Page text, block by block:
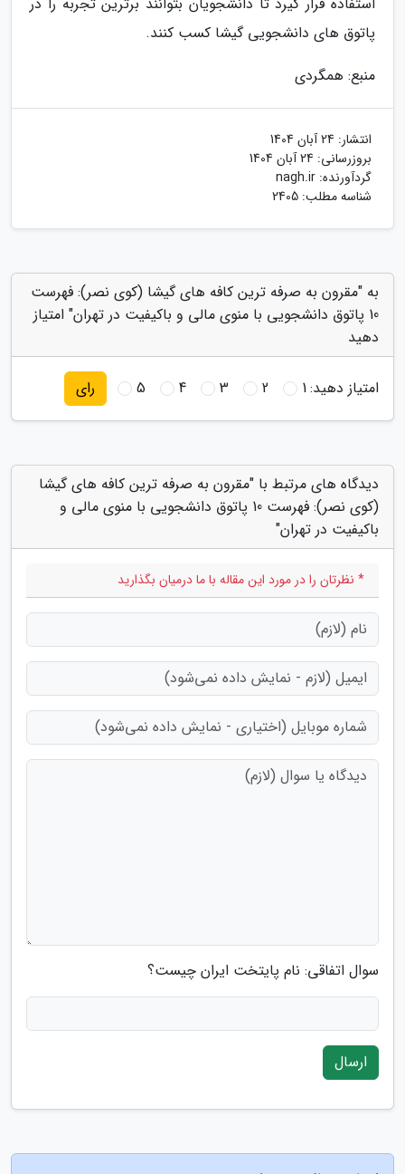
پاتوق های دانشجویی گیشا کسب کنند.
منبع: همگردی
انتشار: 24 آبان 1404
بروزرسانی: 24 آبان 1404
گردآورنده: nagh.ir
شناسه مطلب: 2405
به "مقرون به صرفه ترین کافه های گیشا (کوی نصر): فهرست
10 پاتوق دانشجویی با منوی مالی و باکیفیت در تهران" امتیاز
دهید
امتیاز دهید:1
2
3
4
5 رای
دیدگاه های مرتبط با "مقرون به صرفه ترین کافه های گیشا
(کوی نصر): فهرست 10 پاتوق دانشجویی با منوی مالی و
باکیفیت در تهران"
* نظرتان را در مورد این مقاله با ما درمیان بگذارید
سوال اتفاقی: نام پایتخت ایران چیست؟
ارسال